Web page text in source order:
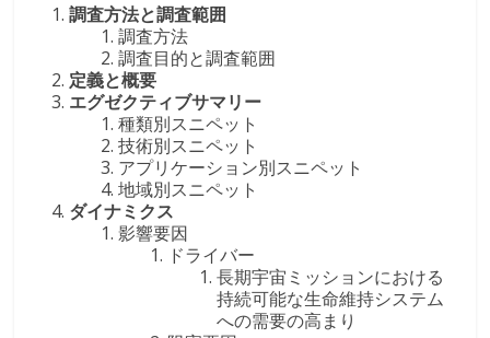
調査方法と調査範囲
調査方法
調査目的と調査範囲
定義と概要
エグゼクティブサマリー
種類別スニペット
技術別スニペット
アプリケーション別スニペット
地域別スニペット
ダイナミクス
影響要因
ドライバー
長期宇宙ミッションにおける
持続可能な生命維持システム
への需要の高まり